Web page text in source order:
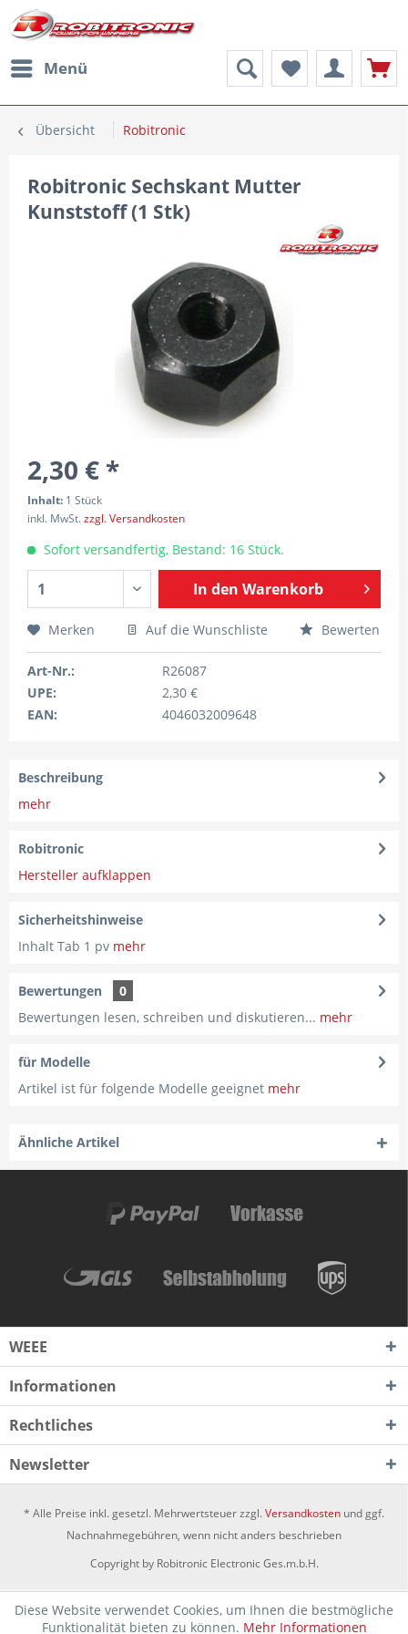
Menü
Übersicht Robitronic
Robitronic Sechskant Mutter
Kunststoff (1 Stk)
2,30 € *
Inhalt: 1 Stück
inkl. MwSt.zzgl. Versandkosten
Sofort versandfertig, Bestand: 16 Stück.
In den Warenkorb
Merken Auf die Wunschliste Bewerten
Art-Nr.:
R26087
UPE:
2,30 €
EAN:
4046032009648
Beschreibung
mehr
Robitronic
Hersteller aufklappen
Sicherheitshinweise
Inhalt Tab 1 pv mehr
Bewertungen
0
Bewertungen lesen, schreiben und diskutieren... mehr
für Modelle
Artikel ist für folgende Modelle geeignet mehr
Ähnliche Artikel
WEEE
Informationen
Rechtliches
Newsletter
* Alle Preise inkl. gesetzl. Mehrwertsteuer zzgl.Versandkosten und ggf.
Nachnahmegebühren, wenn nicht anders beschrieben
Copyright by Robitronic Electronic Ges.m.b.H.
Diese Website verwendet Cookies, um Ihnen die bestmögliche
Funktionalität bieten zu können. Mehr Informationen